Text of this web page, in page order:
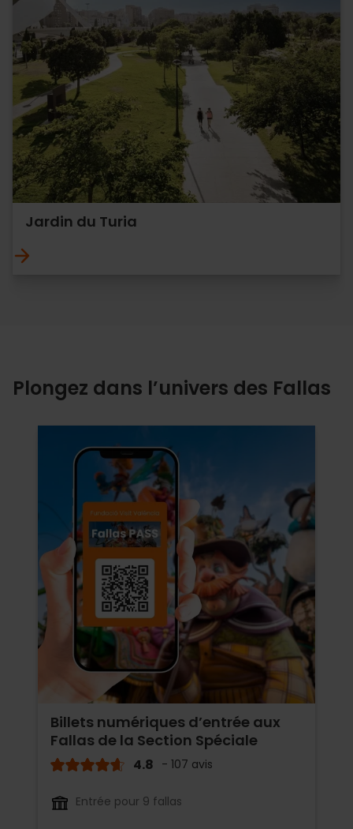
Jardin du Turia
Plongez dans l’univers des Fallas
Billets numériques d’entrée aux
Fallas de la Section Spéciale
4.8 - 107 avis
Entrée pour 9 fallas